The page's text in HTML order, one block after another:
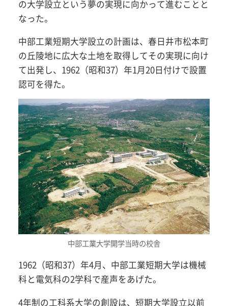
の大学設立という夢の実現に向かって進むことと
なった。
中部工業短期大学設立の計画は、春日井市松本町
の丘陵地に広大な土地を取得してその実現に向け
て出発し、1962（昭和37）年1月20日付けで設置
認可を得た。
中部工業大学開学当時の校舎
1962（昭和37）年4月、中部工業短期大学は機械
科と電気科の2学科で産声をあげた。
4年制の工科系大学の創設は、短期大学設立以前